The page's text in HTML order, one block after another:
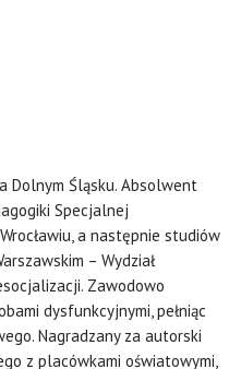
Dolnym Śląsku. Absolwent
Specjalnej
a następnie studiów
– Wydział
Zawodowo
dysfunkcyjnymi, pełniąc
Nagradzany za autorski
z placówkami oświatowymi,